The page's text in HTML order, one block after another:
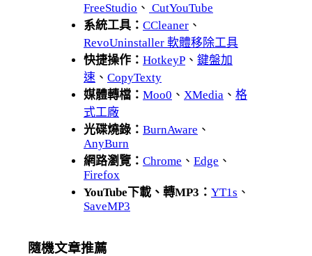
FreeStudio 、 CutYouTube
系統工具： CCleaner 、
RevoUninstaller 軟體移除工具
快捷操作： HotkeyP 、 鍵盤加
速 、 CopyTexty
媒體轉檔： Moo0 、 XMedia 、 格
式工廠
光碟燒錄： BurnAware 、
AnyBurn
網路瀏覽： Chrome 、 Edge 、
Firefox
YouTube下載、轉MP3： YT1s 、
SaveMP3
隨機文章推薦